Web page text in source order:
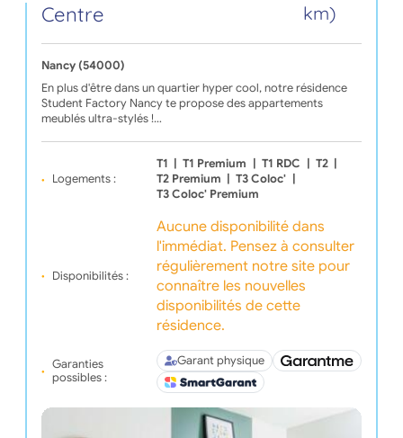
Centre
km)
Nancy (54000)
En plus d'être dans un quartier hyper cool, notre résidence
Student Factory Nancy te propose des appartements
meublés ultra-stylés !…
Logements :
T1 T1 Premium T1 RDC T2
T2 Premium
T3 Coloc'
T3 Coloc' Premium
Disponibilités :
Aucune disponibilité dans
l'immédiat. Pensez à consulter
régulièrement notre site pour
connaître les nouvelles
disponibilités de cette
résidence.
Garanties
possibles :
Garant physique